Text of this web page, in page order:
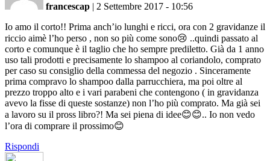
francescap | 2 Settembre 2017 - 10:56
Io amo il corto!! Prima anch’io lunghi e ricci, ora con 2 gravidanze il
riccio aimè l’ho perso , non so più come sono😢 ..quindi passato al
corto e comunque è il taglio che ho sempre prediletto. Già da 1 anno
uso tali prodotti e precisamente lo shampoo al coriandolo, comprato
per caso su consiglio della commessa del negozio . Sinceramente
prima compravo lo shampoo dalla parrucchiera, ma poi oltre al
prezzo troppo alto e i vari parabeni che contengono ( in gravidanza
avevo la fisse di queste sostanze) non l’ho più comprato. Ma già sei
a lavoro su il pross libro?! Ma sei piena di idee😊😊.. Io non vedo
l’ora di comprare il prossimo😊
Rispondi